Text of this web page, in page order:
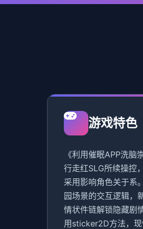
游戏特色
《利用催眠APP洗脑
行走红SLG所续操控
采用影响角色关于系
园场景的交互逻辑，
情状件链解锁隐藏剧
用sticker2D方法，